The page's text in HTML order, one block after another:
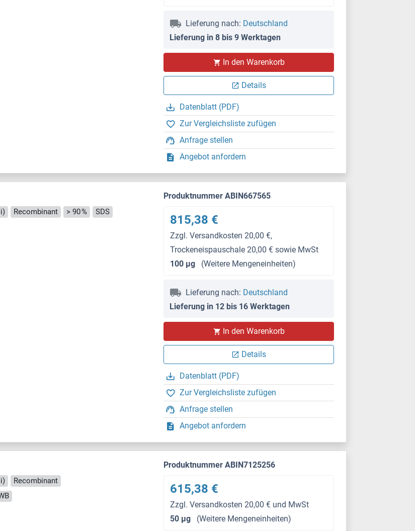
Lieferung nach: Deutschland
Lieferung in 8 bis 9 Werktagen
In den Warenkorb
Details
Datenblatt (PDF)
Zur Vergleichsliste zufügen
Anfrage stellen
Angebot anfordern
Recombinant > 90 % SDS
Produktnummer ABIN667565
815,38 €
Zzgl. Versandkosten 20,00 €,
Trockeneispauschale 20,00 € sowie MwSt
100 μg
(Weitere Mengeneinheiten)
Lieferung nach: Deutschland
Lieferung in 12 bis 16 Werktagen
In den Warenkorb
Details
Datenblatt (PDF)
Zur Vergleichsliste zufügen
Anfrage stellen
Angebot anfordern
Recombinant
Produktnummer ABIN7125256
615,38 €
Zzgl. Versandkosten 20,00 € und MwSt
50 μg
(Weitere Mengeneinheiten)